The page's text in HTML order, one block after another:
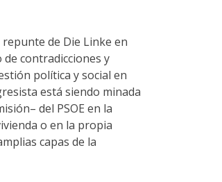
de Die Linke en
contradicciones y
política y social en
está siendo minada
del PSOE en la
o en la propia
capas de la